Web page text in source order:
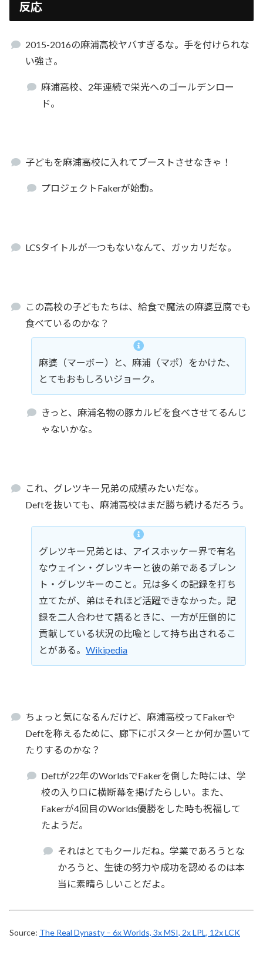
反応
2015-2016の麻浦高校ヤバすぎるな。手を付けられな
い強さ。
麻浦高校、2年連続で栄光へのゴールデンロー
ド。
子どもを麻浦高校に入れてブーストさせなきゃ！
プロジェクトFakerが始動。
LCSタイトルが一つもないなんて、ガッカリだな。
この高校の子どもたちは、給食で魔法の麻婆豆腐でも
食べているのかな？
麻婆（マーボー）と、麻浦（マポ）をかけた、
とてもおもしろいジョーク。
きっと、麻浦名物の豚カルビを食べさせてるんじ
ゃないかな。
これ、グレツキー兄弟の成績みたいだな。
Deftを抜いても、麻浦高校はまだ勝ち続けるだろう。
グレツキー兄弟とは、アイスホッケー界で有名
なウェイン・グレツキーと彼の弟であるブレン
ト・グレツキーのこと。兄は多くの記録を打ち
立てたが、弟はそれほど活躍できなかった。記
録を二人合わせて語るときに、一方が圧倒的に
貢献している状況の比喩として持ち出されるこ
とがある。Wikipedia
ちょっと気になるんだけど、麻浦高校ってFakerや
Deftを称えるために、廊下にポスターとか何か置いて
たりするのかな？
Deftが22年のWorldsでFakerを倒した時には、学
校の入り口に横断幕を掲げたらしい。また、
Fakerが4回目のWorlds優勝をした時も祝福して
たようだ。
それはとてもクールだね。学業であろうとな
かろうと、生徒の努力や成功を認めるのは本
当に素晴らしいことだよ。
Source: The Real Dynasty – 6x Worlds, 3x MSI, 2x LPL, 12x LCK